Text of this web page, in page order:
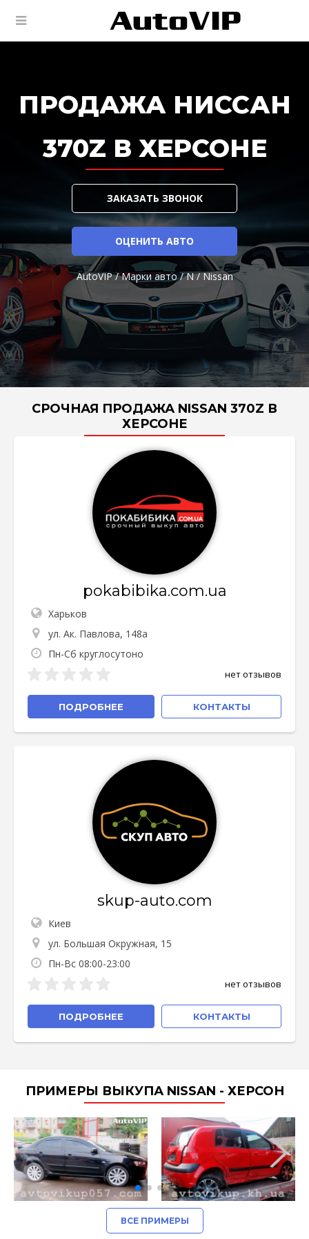
ПРОДАЖА НИССАН
370Z В ХЕРСОНЕ
ЗАКАЗАТЬ ЗВОНОК
ОЦЕНИТЬ АВТО
AutoVIP/Марки авто/N/Nissan
СРОЧНАЯ ПРОДАЖА NISSAN 370Z В
ХЕРСОНЕ
pokabibika.com.ua
Харьков
ул. Ак. Павлова, 148а
Пн-Сб круглосутоно
нет отзывов
ПОДРОБНЕЕ КОНТАКТЫ
skup-auto.com
Киев
ул. Большая Окружная, 15
Пн-Вс 08:00-23:00
нет отзывов
ПОДРОБНЕЕ КОНТАКТЫ
ПРИМЕРЫ ВЫКУПА NISSAN - ХЕРСОН
ВСЕ ПРИМЕРЫ